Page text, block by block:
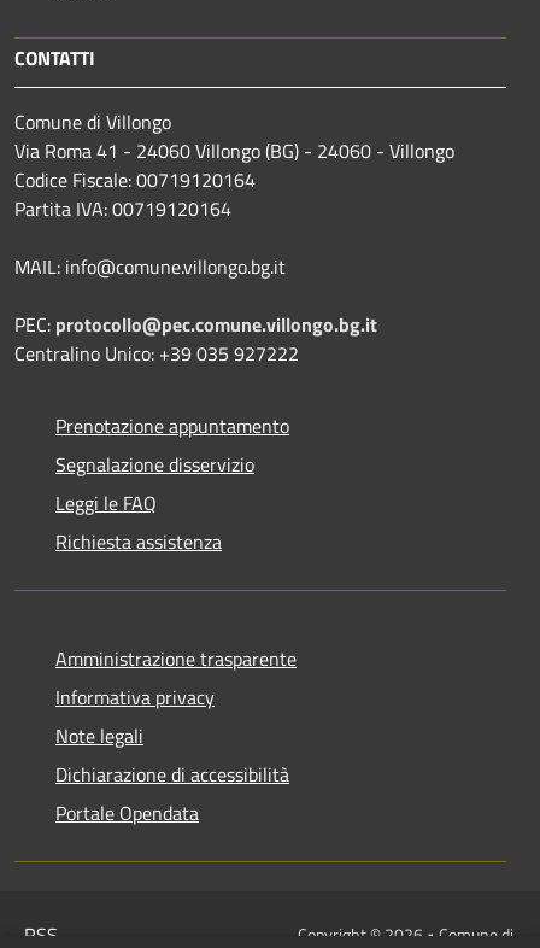
CONTATTI
Comune di Villongo
Via Roma 41 - 24060 Villongo (BG) - 24060 - Villongo
Codice Fiscale: 00719120164
Partita IVA: 00719120164
MAIL: info@comune.villongo.bg.it
PEC: protocollo@pec.comune.villongo.bg.it
Centralino Unico: +39 035 927222
Prenotazione appuntamento
Segnalazione disservizio
Leggi le FAQ
Richiesta assistenza
Amministrazione trasparente
Informativa privacy
Note legali
Dichiarazione di accessibilità
Portale Opendata
RSS Copyright © 2026 • Comune di